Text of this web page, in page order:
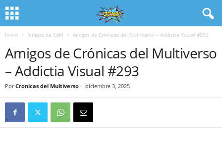
Inicio Amigos de CdM Amigos de Crónicas del Multiverso – Addictia Visual #293
Amigos de Crónicas del Multiverso
– Addictia Visual #293
Por Cronicas del Multiverso - diciembre 3, 2025